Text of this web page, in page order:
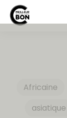
Africaine
asiatique